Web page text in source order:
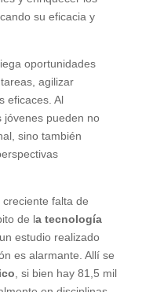
su eficacia y
oportunidades
agilizar
eficaces. Al
jóvenes pueden no
sino también
falta de
de la tecnología
estudio realizado
es alarmante. Allí se
, si bien hay 81,5 mil